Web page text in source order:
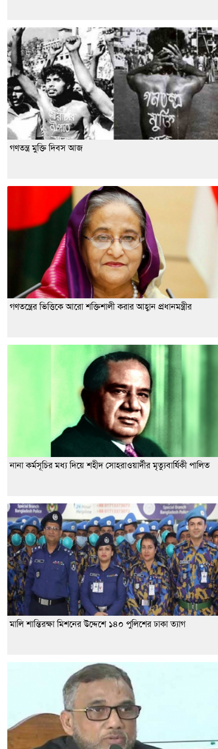
গণতন্ত্র মুক্তি দিবস আজ
গণতন্ত্রের ভিত্তিকে আরো শক্তিশালী করার আহ্বান প্রধানমন্ত্রীর
নানা কর্মসূচির মধ্য দিয়ে শহীদ সোহরাওয়ার্দীর মৃত্যুবার্ষিকী পালিত
মালি শান্তিরক্ষা মিশনের উদ্দেশে ১৪০ পুলিশের ঢাকা ত্যাগ